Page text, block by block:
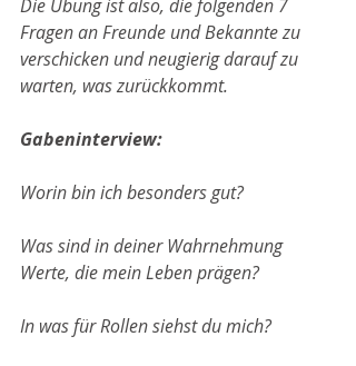
Die Übung ist also, die folgenden 7
Fragen an Freunde und Bekannte zu
verschicken und neugierig darauf zu
warten, was zurückkommt.
Gabeninterview:
Worin bin ich besonders gut?
Was sind in deiner Wahrnehmung
Werte, die mein Leben prägen?
In was für Rollen siehst du mich?